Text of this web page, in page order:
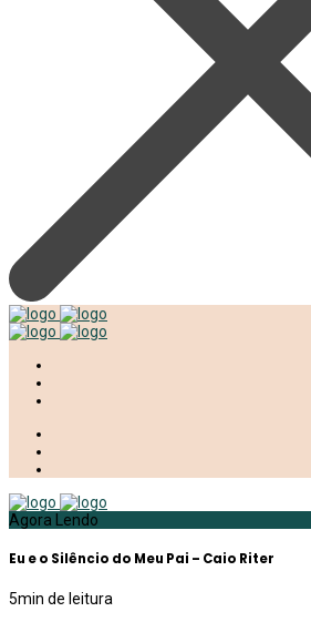
Agora Lendo
Eu e o Silêncio do Meu Pai – Caio Riter
5min de leitura